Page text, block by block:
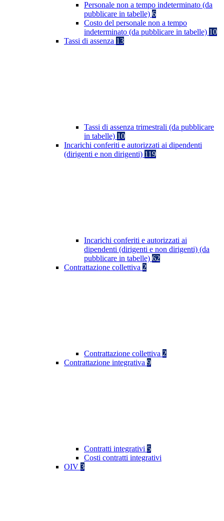
Personale non a tempo indeterminato (da
pubblicare in tabelle) 6
Costo del personale non a tempo
indeterminato (da pubblicare in tabelle) 10
Tassi di assenza 13
Tassi di assenza trimestrali (da pubblicare
in tabelle) 10
Incarichi conferiti e autorizzati ai dipendenti
(dirigenti e non dirigenti) 119
Incarichi conferiti e autorizzati ai
dipendenti (dirigenti e non dirigenti) (da
pubblicare in tabelle) 62
Contrattazione collettiva 2
Contrattazione collettiva 2
Contrattazione integrativa 9
Contratti integrativi 5
Costi contratti integrativi
OIV 3